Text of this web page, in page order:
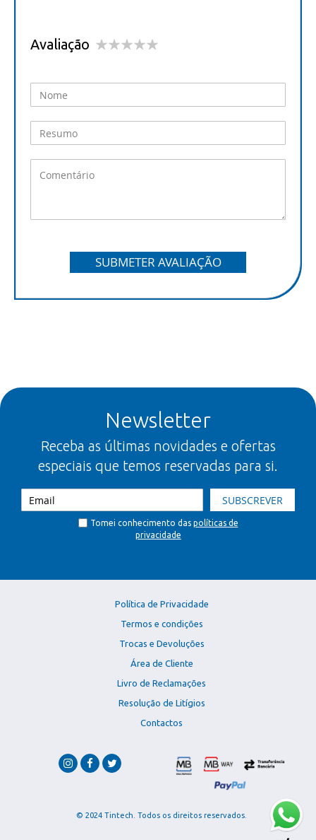
Avaliação
SUBMETER AVALIAÇÃO
Newsletter
Receba as últimas novidades e ofertas
especiais que temos reservadas para si.
SUBSCREVER
Tomei conhecimento das políticas de
privacidade
Política de Privacidade
Termos e condições
Trocas e Devoluções
Área de Cliente
Livro de Reclamações
Resolução de Litígios
Contactos
© 2024 Tintech. Todos os direitos reservados.